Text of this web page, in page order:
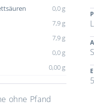
0,0 g
7,9 g
7,9 g
0,0 g
0,00 g
ohne Pfand